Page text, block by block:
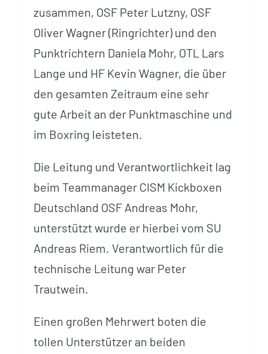
zusammen, OSF Peter Lutzny, OSF
Oliver Wagner (Ringrichter) und den
Punktrichtern Daniela Mohr, OTL Lars
Lange und HF Kevin Wagner, die über
den gesamten Zeitraum eine sehr
gute Arbeit an der Punktmaschine und
im Boxring leisteten.
Die Leitung und Verantwortlichkeit lag
beim Teammanager CISM Kickboxen
Deutschland OSF Andreas Mohr,
unterstützt wurde er hierbei vom SU
Andreas Riem. Verantwortlich für die
technische Leitung war Peter
Trautwein.
Einen großen Mehrwert boten die
tollen Unterstützer an beiden